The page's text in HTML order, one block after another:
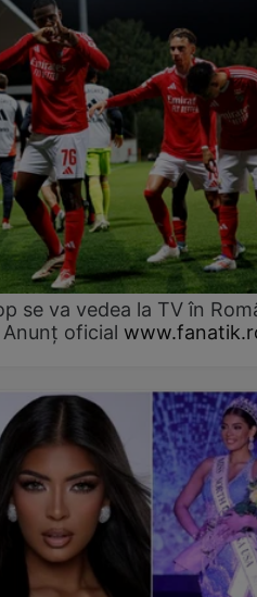
se va vedea la TV în
oficial